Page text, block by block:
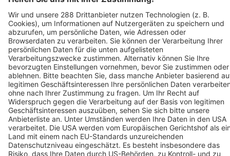
AUG
8
08:00
Langen Freizeit- und Familienbad Langen
Freizeit- und Familienbad 2026 - Das Ticket berechtigt zum
einmaligen Eintritt in das Bad. Kein Wiedereintritt möglich.